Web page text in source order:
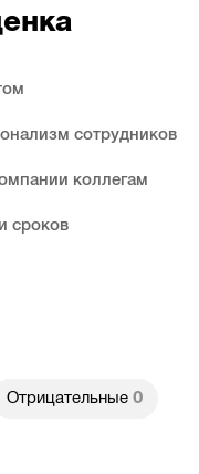
сотрудников
коллегам
сроков
Отрицательные 0